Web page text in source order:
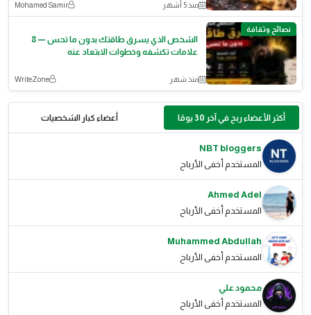
منذ 5 أشهر Mohamed Samir
نصائح وثقافة
الشخص الذي يسرق طاقتك بدون ما تحس — 8
علامات تكشفه وخطوات الابتعاد عنه
منذ شهر WriteZone
أكثر الأعضاء ربح في آخر 30 يومًا أعضاء كبار الشخصيات
NBT bloggers
المستخدم أخفى الأرباح
Ahmed Adel
المستخدم أخفى الأرباح
Muhammed Abdullah
المستخدم أخفى الأرباح
محمود علي
المستخدم أخفى الأرباح